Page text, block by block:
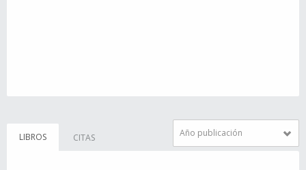
LIBROS CITAS Año publicación